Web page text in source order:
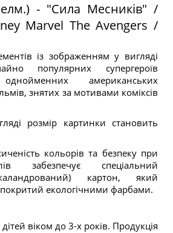
- "Сила Месників" /
Marvel The Avengers /
із зображенням у вигляді
популярних супергероїв
американських
знятих за мотивами коміксів
розмір картинки становить
кольорів та безпеку при
забезпечує спеціальний
картон, який
покритий екологічними фарбами.
віком до 3-х років. Продукція